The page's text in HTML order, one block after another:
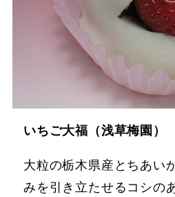
いちご大福（浅草梅園）
大粒の栃木県産とちあい
みを引き立たせるコシの